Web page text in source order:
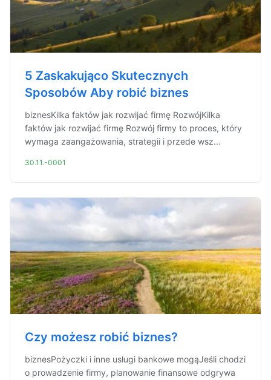
5 Zaskakująco Skutecznych
Sposobów Aby robić biznes
biznesKilka faktów jak rozwijać firmę RozwójKilka
faktów jak rozwijać firmę Rozwój firmy to proces, który
wymaga zaangażowania, strategii i przede wsz...
30.11.-0001
Czy możesz robić biznes?
biznesPożyczki i inne usługi bankowe mogąJeśli chodzi
o prowadzenie firmy, planowanie finansowe odgrywa